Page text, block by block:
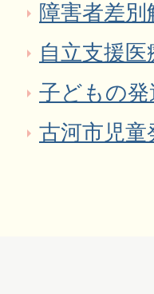
障害者差別
自立支援医
子どもの
古河市児